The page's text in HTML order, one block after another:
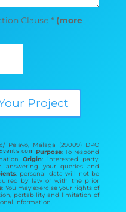
Clause * (more
Project
Pelayo, Málaga (29009) DPO
Purpose: To respond
Origin: interested party.
answering your queries and
: personal data will not be
by law or with the prior
: You may exercise your rights of
portability and limitation of
Information.